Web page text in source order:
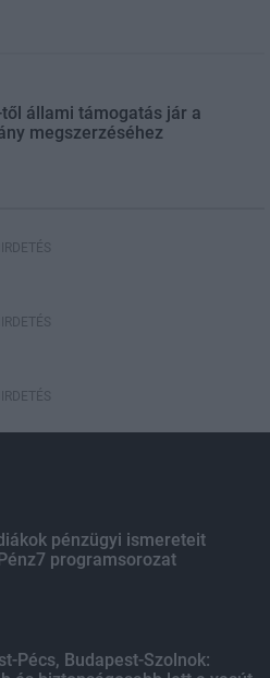
állami támogatás jár a
megszerzéséhez
pénzügyi ismereteit
programsorozat
Pécs, Budapest-Szolnok: